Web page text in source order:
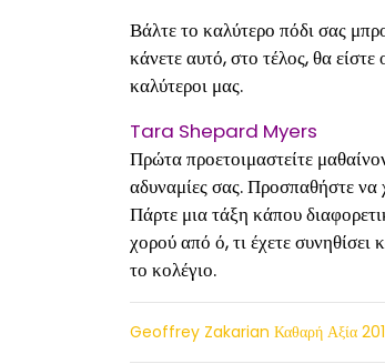
Βάλτε το καλύτερο πόδι σας
κάνετε αυτό, στο τέλος, θα
καλύτεροι μας.
Tara Shepard Myers
Πρώτα προετοιμαστείτε
αδυναμίες σας. Προσπαθήστε να
Πάρτε μια τάξη κάπου
χορού από ό, τι έχετε συνηθίσει
το κολέγιο.
Geoffrey Zakarian Καθαρή Αξία